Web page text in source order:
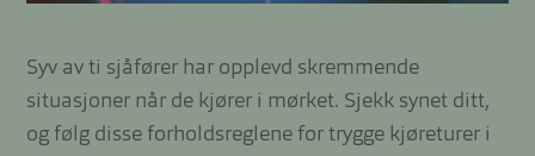
Syv av ti sjåfører har opplevd skremmende
situasjoner når de kjører i mørket. Sjekk synet ditt,
og følg disse forholdsreglene for trygge kjøreturer i